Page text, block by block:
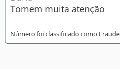
Tomem muita atenção
Número foi classificado como Fraude